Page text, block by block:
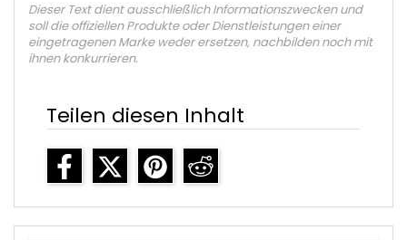
Dieser Text dient ausschließlich Informationszwecken und
soll die offiziellen Produkte oder Dienstleistungen einer
eingetragenen Marke weder ersetzen, nachbilden noch mit
ihnen konkurrieren.
Teilen diesen Inhalt